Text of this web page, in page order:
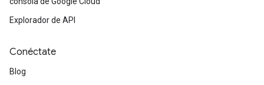
Explorador de API
Conéctate
Blog